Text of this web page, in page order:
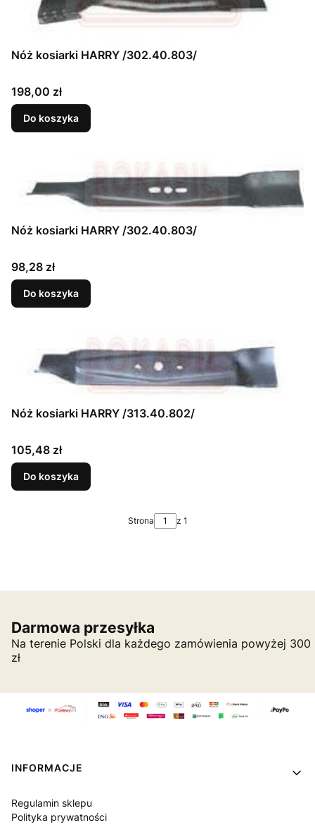
Nóż kosiarki HARRY /302.40.803/
Cena
198,00 zł
Do koszyka
Nóż kosiarki HARRY /302.40.803/
Cena
98,28 zł
Do koszyka
Nóż kosiarki HARRY /313.40.802/
Cena
105,48 zł
Do koszyka
Strona z 1
Darmowa przesyłka
Na terenie Polski dla każdego zamówienia powyżej 300
zł
Linki w stopce
INFORMACJE
Regulamin sklepu
Polityka prywatności